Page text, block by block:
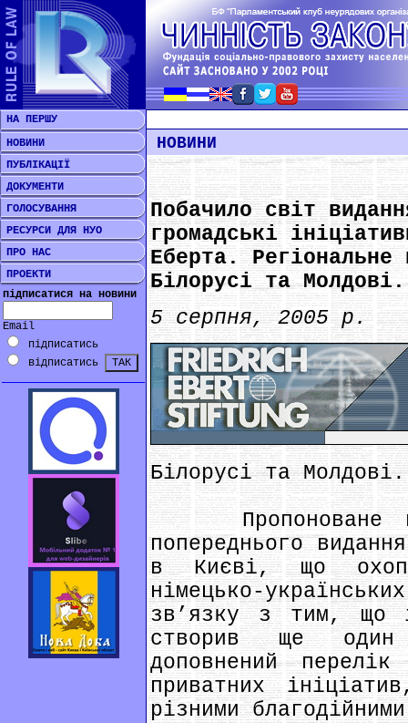
НА ПЕРШУ
НОВИНИ
ПУБЛІКАЦІЇ
ДОКУМЕНТИ
ГОЛОСУВАННЯ
РЕСУРСИ ДЛЯ НУО
ПРО НАС
ПРОЕКТИ
підписатися на новини
Email
підписатись
відписатись
НОВИНИ
Побачило світ
громадські
Еберта. Регіональне
Білорусі та
5 серпня, 2005 р.
Білорусі та
Пропоноване
попереднього
в Києві, що
німецько-
зв’язку з тим, що
створив ще
доповнений
приватних
різними